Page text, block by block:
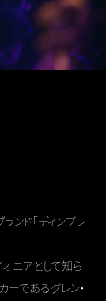
ンド「ディンプレ
ニアとして知ら
ーであるグレン・